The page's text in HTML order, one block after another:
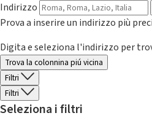
Indirizzo
Prova a inserire un indirizzo più
Digita e seleziona l'indirizzo per
Trova la colonnina piú vicina
Filtri
Filtri
Seleziona i filtri